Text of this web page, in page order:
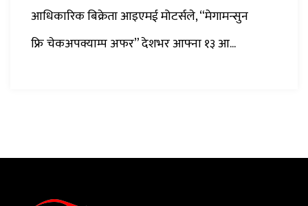
आधिकारिक बिक्रेता आइएमई मोटर्सले, “मेगामन्सुन
फ्रि चेकअपक्याम्प अफर” देशभर आफ्ना १३ आ...